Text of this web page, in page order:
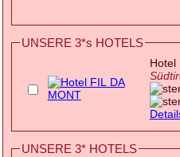
UNSERE 3*s HOTELS
Hotel
UNSERE 3* HOTELS